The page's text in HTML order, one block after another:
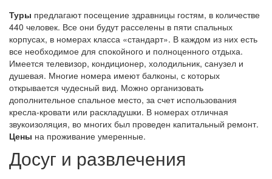
Туры предлагают посещение здравницы гостям, в количестве
440 человек. Все они будут расселены в пяти спальных
корпусах, в номерах класса «стандарт». В каждом из них есть
все необходимое для спокойного и полноценного отдыха.
Имеется телевизор, кондиционер, холодильник, санузел и
душевая. Многие номера имеют балконы, с которых
открывается чудесный вид. Можно организовать
дополнительное спальное место, за счет использования
кресла-кровати или раскладушки. В номерах отличная
звукоизоляция, во многих был проведен капитальный ремонт.
Цены на проживание умеренные.
Досуг и развлечения